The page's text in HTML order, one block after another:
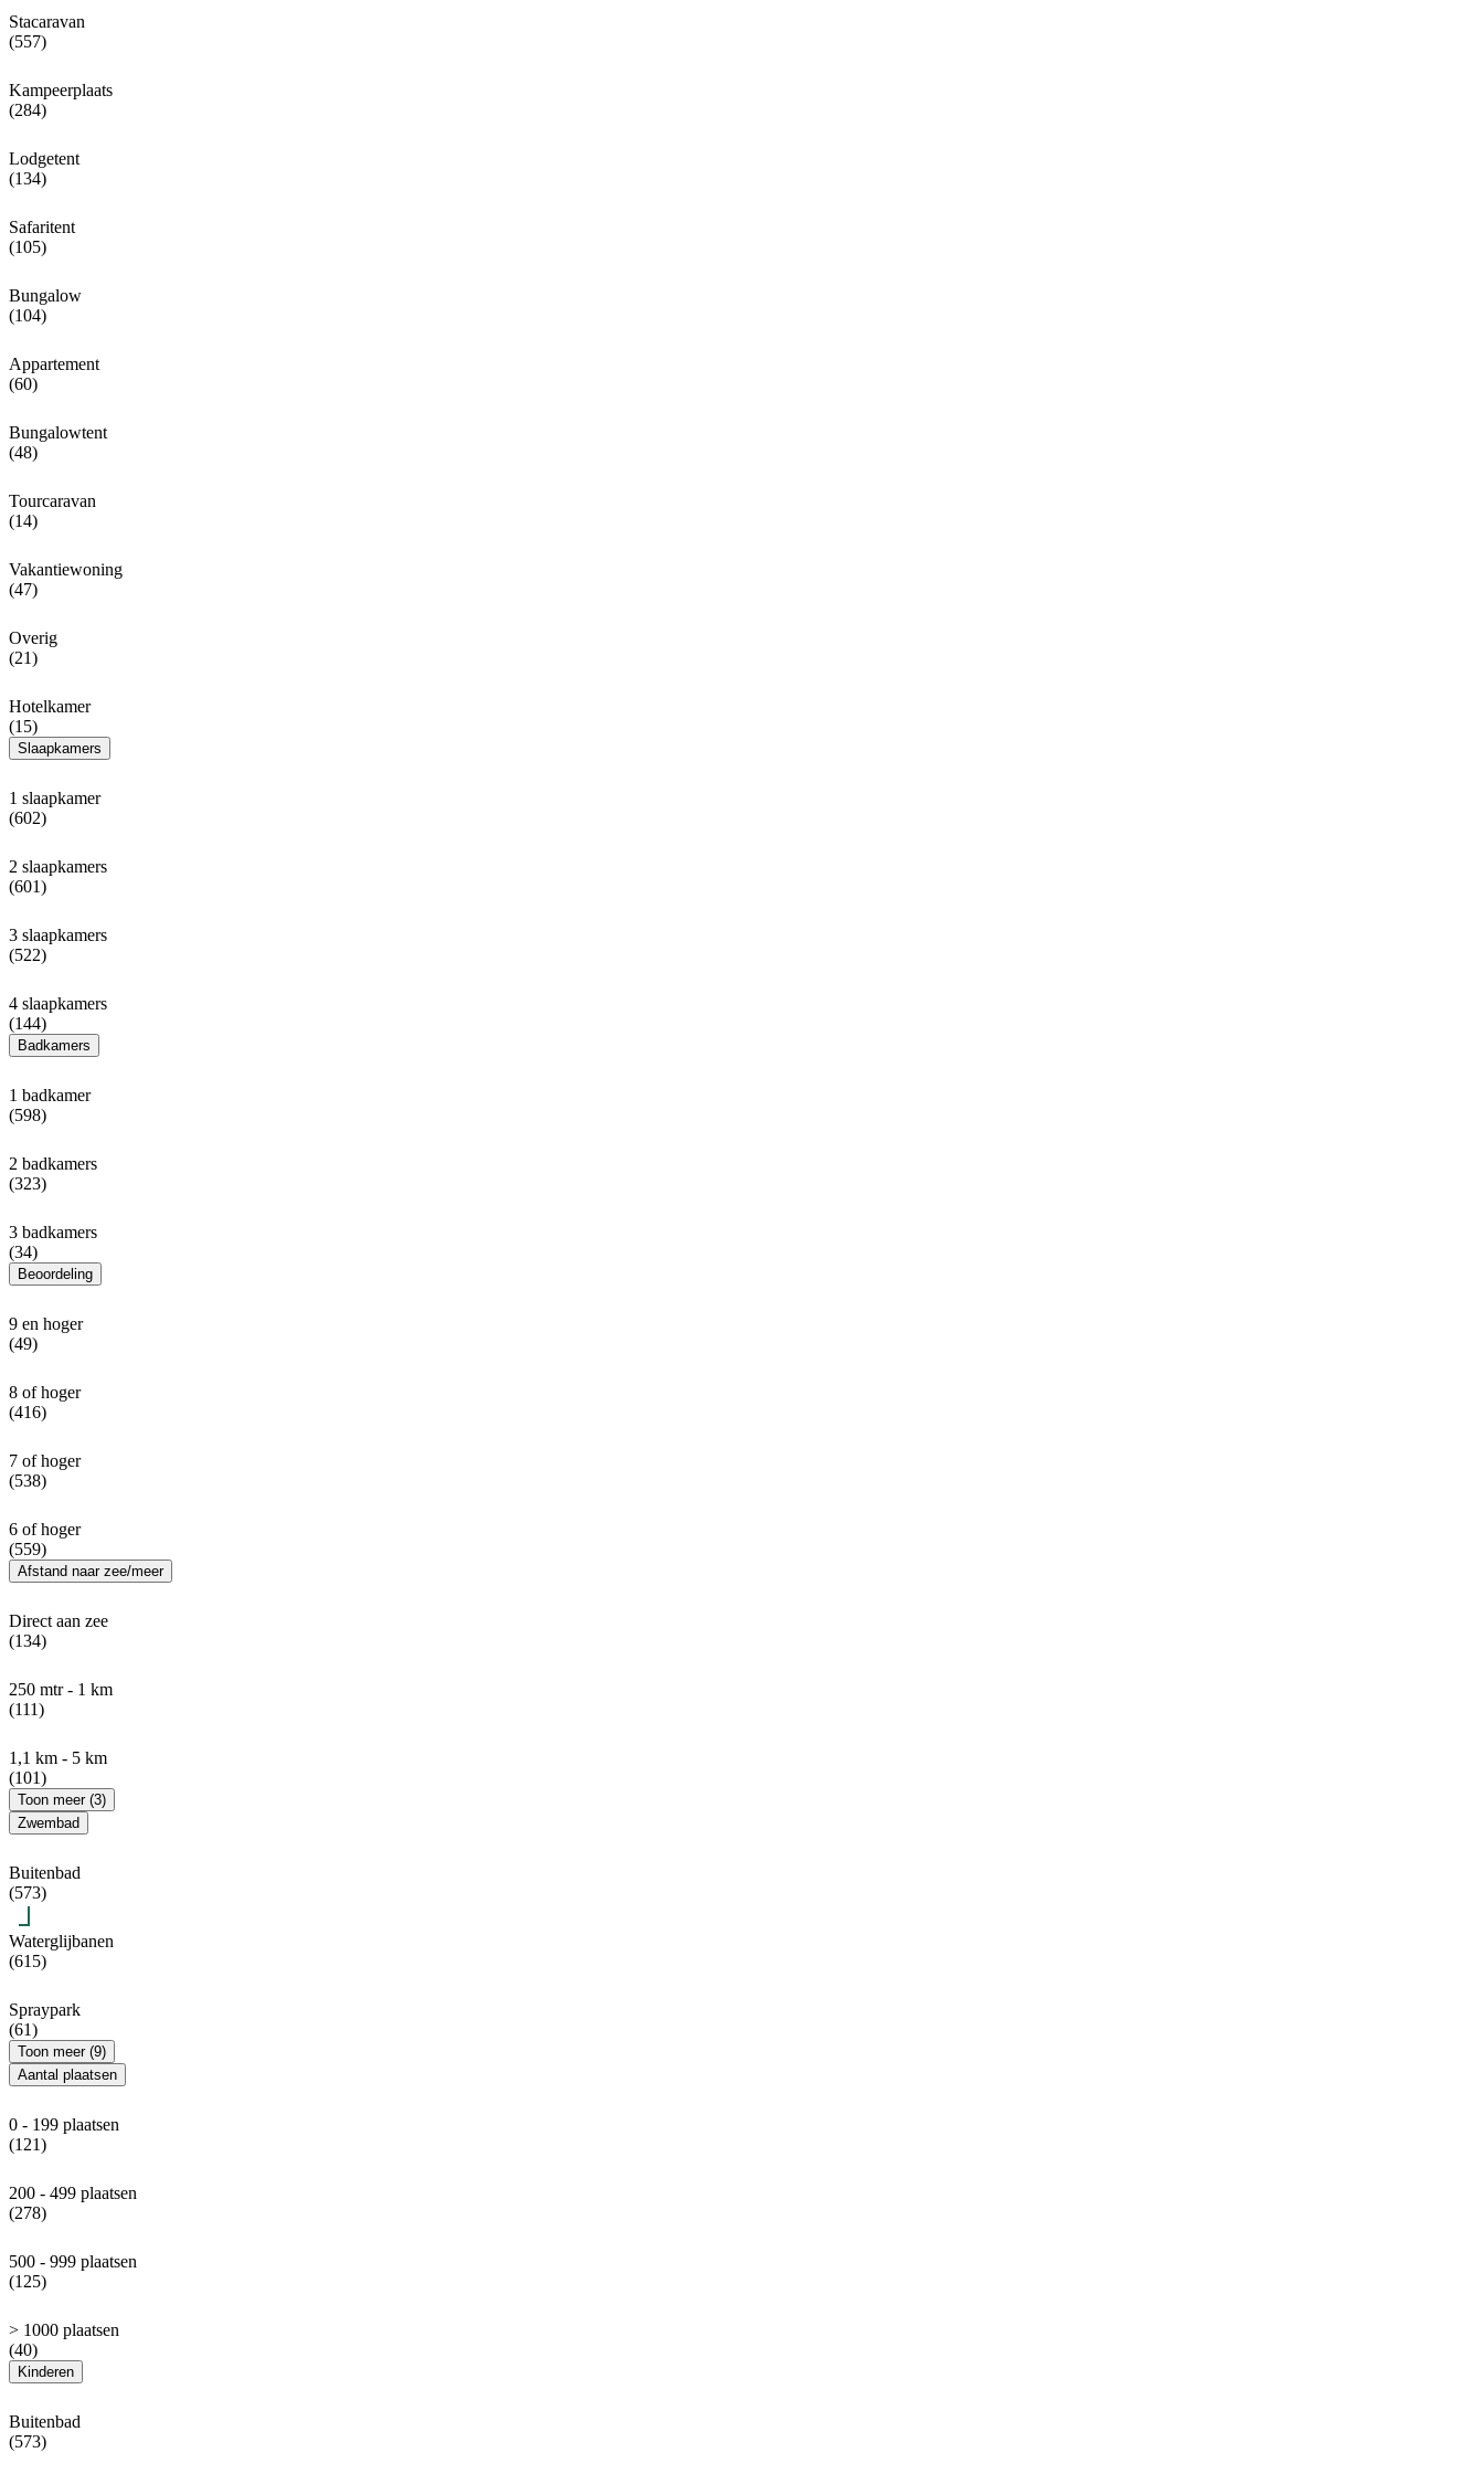
Stacaravan
(557)
Kampeerplaats
(284)
Lodgetent
(134)
Safaritent
(105)
Bungalow
(104)
Appartement
(60)
Bungalowtent
(48)
Tourcaravan
(14)
Vakantiewoning
(47)
Overig
(21)
Hotelkamer
(15)
Slaapkamers
1 slaapkamer
(602)
2 slaapkamers
(601)
3 slaapkamers
(522)
4 slaapkamers
(144)
Badkamers
1 badkamer
(598)
2 badkamers
(323)
3 badkamers
(34)
Beoordeling
9 en hoger
(49)
8 of hoger
(416)
7 of hoger
(538)
6 of hoger
(559)
Afstand naar zee/meer
Direct aan zee
(134)
250 mtr - 1 km
(111)
1,1 km - 5 km
(101)
Toon meer (3)
Zwembad
Buitenbad
(573)
Waterglijbanen
(615)
Spraypark
(61)
Toon meer (9)
Aantal plaatsen
0 - 199 plaatsen
(121)
200 - 499 plaatsen
(278)
500 - 999 plaatsen
(125)
> 1000 plaatsen
(40)
Kinderen
Buitenbad
(573)